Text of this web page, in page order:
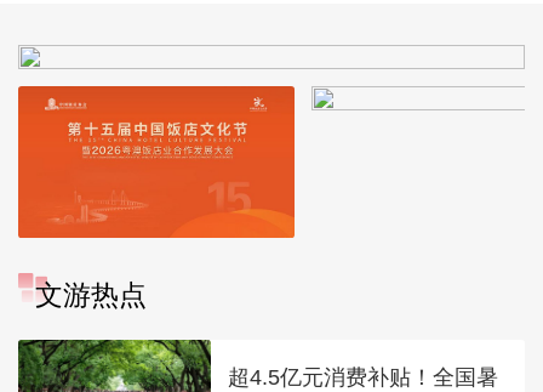
文游热点
超4.5亿元消费补贴！全国暑